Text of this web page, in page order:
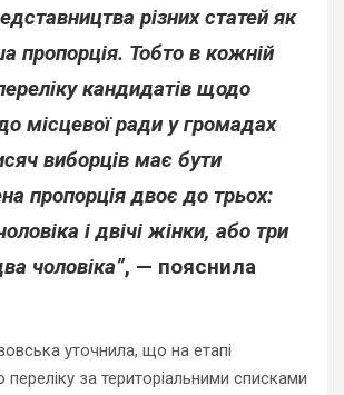
різних статей як
пропорція. Тобто в кожній
переліку кандидатів щодо
місцевої ради у громадах
виборців має бути
пропорція двоє до трьох:
і двічі жінки, або три
чоловіка”, — пояснила
уточнила, що на етапі
переліку за територіальними списками